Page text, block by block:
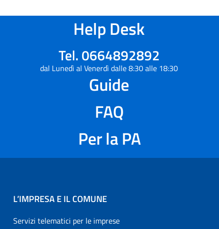
Help Desk
Tel. 0664892892
dal Lunedì al Venerdì dalle 8:30 alle 18:30
Guide
FAQ
Per la PA
L’IMPRESA E IL COMUNE
Servizi telematici per le imprese